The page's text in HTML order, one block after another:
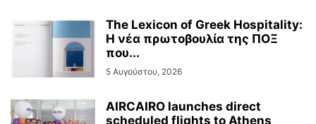
The Lexicon of Greek Hospitality:
Η νέα πρωτοβουλία της ΠΟΞ
που...
5 Αυγούστου, 2026
AIRCAIRO launches direct
scheduled flights to Athens